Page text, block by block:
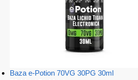
Baza e-Potion 70VG 30PG 30ml